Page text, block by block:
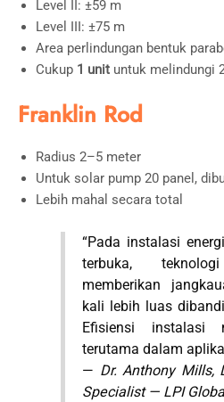
Level II: ±59 m
Level III: ±75 m
Area perlindungan bentuk
Cukup 1 unit untuk melindungi
Franklin Rod
Radius 2–5 meter
Untuk solar pump 20 panel,
Lebih mahal secara total
“Pada instalasi
terbuka,
memberikan
kali lebih luas
Efisiensi instalasi
terutama dalam
— Dr. Anthony Mills,
Specialist — LPI